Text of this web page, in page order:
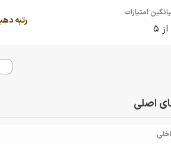
امتیازات
از ۵
رتبه
اصلی